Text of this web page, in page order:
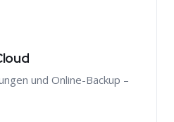
und Online-Backup –